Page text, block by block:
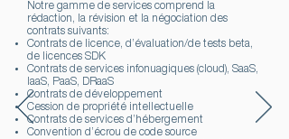
Notre gamme de services comprend la
rédaction, la révision et la négociation des
contrats suivants:
Contrats de licence, d’évaluation/de tests beta,
de licences SDK
Contrats de services infonuagiques (cloud), SaaS,
IaaS, PaaS, DRaaS
Contrats de développement
Cession de propriété intellectuelle
Contrats de services d’hébergement
Convention d’écrou de code source